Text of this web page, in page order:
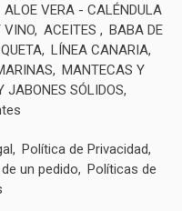
ALOE VERA - CALÉNDULA
VINO ACEITES
BABA DE
LÍNEA CANARIA
MANTECAS Y
JABONES SÓLIDOS
Política de Privacidad
un pedido
Políticas de